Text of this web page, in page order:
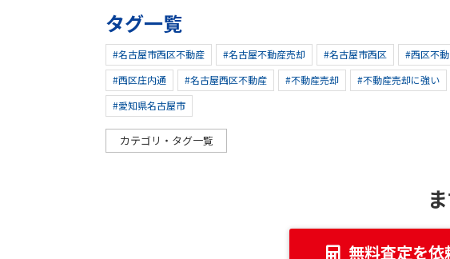
タグ一覧
#名古屋市西区不動産 #名古屋不動産売却 #名古屋市西区 #西区不
#西区庄内通
#名古屋西区不動産 #不動産売却 #不動産売却に強い
#愛知県名古屋市
カテゴリ・タグ一覧
無料査定を依